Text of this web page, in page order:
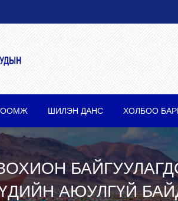
ШИЛЭН ДАНС ХОЛБОО
АЮУЛГҮЙ